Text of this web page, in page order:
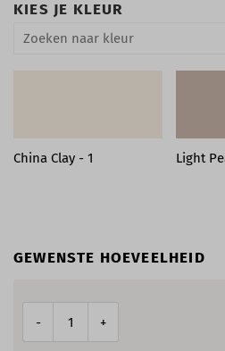
KIES JE KLEUR
China Clay - 1 Light
GEWENSTE HOEVEELHEID
- +